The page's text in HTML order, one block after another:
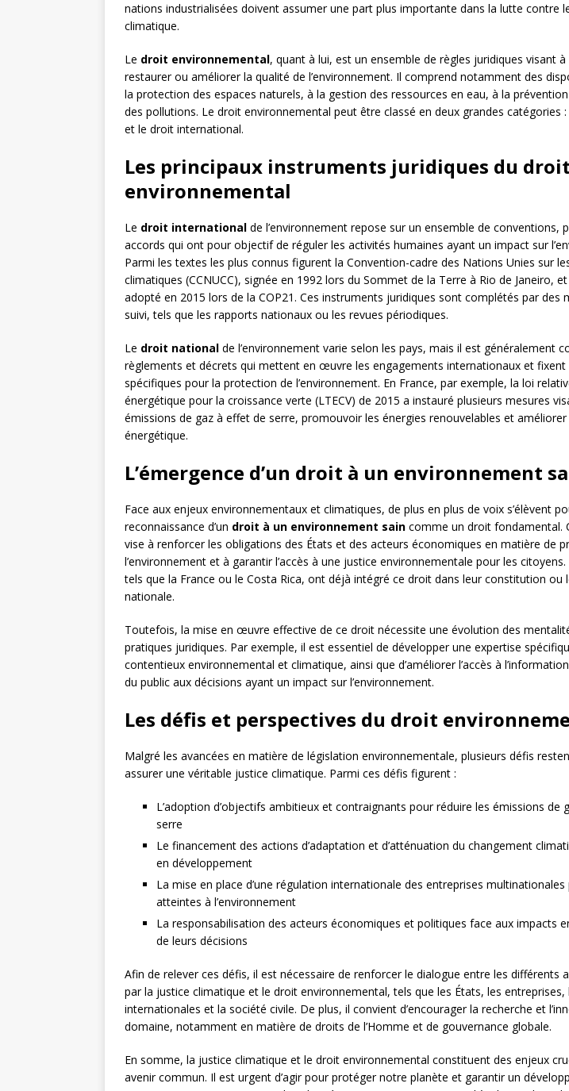
nations industrialisées doivent assumer une part plus importante dans la lutte contre
climatique.
Le droit environnemental, quant à lui, est un ensemble de règles juridiques visant à
restaurer ou améliorer la qualité de l’environnement. Il comprend notamment des
la protection des espaces naturels, à la gestion des ressources en eau, à la
des pollutions. Le droit environnemental peut être classé en deux grandes catégories
et le droit international.
Les principaux instruments juridiques du droit
environnemental
Le droit international de l’environnement repose sur un ensemble de conventions,
accords qui ont pour objectif de réguler les activités humaines ayant un impact sur
Parmi les textes les plus connus figurent la Convention-cadre des Nations Unies sur
climatiques (CCNUCC), signée en 1992 lors du Sommet de la Terre à Rio de Janeiro, et
adopté en 2015 lors de la COP21. Ces instruments juridiques sont complétés par des
suivi, tels que les rapports nationaux ou les revues périodiques.
Le droit national de l’environnement varie selon les pays, mais il est généralement
règlements et décrets qui mettent en œuvre les engagements internationaux et fixent
spécifiques pour la protection de l’environnement. En France, par exemple, la loi
énergétique pour la croissance verte (LTECV) de 2015 a instauré plusieurs mesures
émissions de gaz à effet de serre, promouvoir les énergies renouvelables et améliorer
énergétique.
L’émergence d’un droit à un environnement
Face aux enjeux environnementaux et climatiques, de plus en plus de voix s’élèvent
reconnaissance d’un droit à un environnement sain comme un droit fondamental.
vise à renforcer les obligations des États et des acteurs économiques en matière de
l’environnement et à garantir l’accès à une justice environnementale pour les citoyens.
tels que la France ou le Costa Rica, ont déjà intégré ce droit dans leur constitution ou
nationale.
Toutefois, la mise en œuvre effective de ce droit nécessite une évolution des
pratiques juridiques. Par exemple, il est essentiel de développer une expertise
contentieux environnemental et climatique, ainsi que d’améliorer l’accès à
du public aux décisions ayant un impact sur l’environnement.
Les défis et perspectives du droit
Malgré les avancées en matière de législation environnementale, plusieurs défis
assurer une véritable justice climatique. Parmi ces défis figurent :
L’adoption d’objectifs ambitieux et contraignants pour réduire les émissions de
serre
Le financement des actions d’adaptation et d’atténuation du changement
en développement
La mise en place d’une régulation internationale des entreprises
atteintes à l’environnement
La responsabilisation des acteurs économiques et politiques face aux impacts
de leurs décisions
Afin de relever ces défis, il est nécessaire de renforcer le dialogue entre les différents
par la justice climatique et le droit environnemental, tels que les États, les
internationales et la société civile. De plus, il convient d’encourager la recherche et
domaine, notamment en matière de droits de l’Homme et de gouvernance globale.
En somme, la justice climatique et le droit environnemental constituent des enjeux
avenir commun. Il est urgent d’agir pour protéger notre planète et garantir un